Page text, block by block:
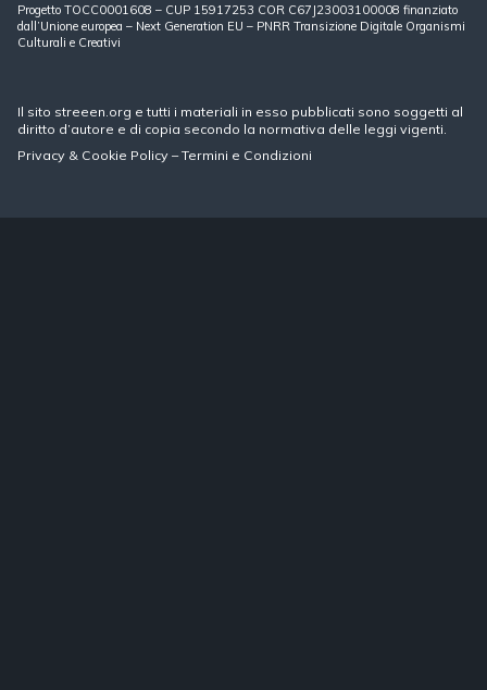
Progetto TOCC0001608 – CUP 15917253 COR C67J23003100008 finanziato
dall’Unione europea – Next Generation EU – PNRR Transizione Digitale Organismi
Culturali e Creativi
Il sito streeen.org e tutti i materiali in esso pubblicati sono soggetti al
diritto d’autore e di copia secondo la normativa delle leggi vigenti.
Privacy & Cookie Policy –Termini e Condizioni